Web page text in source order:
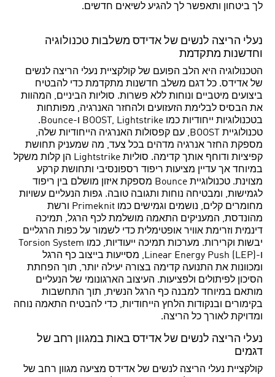
לך ביטחון ותאפשר לך להגיע לשיאים חדשים.
נעלי הריצה לנשים של אדידס משלבות טכנולוגיה
וחדשנות מתקדמת
הטכנולוגיה היא הלב הפועם של קולקציית נעלי הריצה לנשים
של אדידס. כל דגם משלב חדשנות מתקדמת כדי להבטיח
ביצועים מיטביים ונוחות ללא פשרות. סוליות הביניים, המהוות
את הבסיס לבלימת הזעזועים ולהחזר האנרגיה, מפותחות
בטכנולוגיות ייחודיות כמו BOOST, Lightstrike ו-Bounce.
טכנולוגיית BOOST, עם קפסולות האנרגיה הייחודיות שלה,
מספקת החזר אנרגיה מדהים בכל צעד, מה שמעניק תחושת
קפיציות ודוחף אותך קדימה. סוליות Lightstrike הן קלות משקל
במיוחד אך עדיין מציעות ריפוד רספונסיבי ותחושת קרקע
מצוינת. טכנולוגיית Bounce מספקת איזון מושלם בין ריפוד
לגמישות, ומבטיחה נוחות ותגובה טובה. גפות הנעליים עשויות
מחומרים קלים, נושמים וגמישים כמו Primeknit ורשת
מהונדסת, המעניקים התאמה מושלמת לכף הרגל, תמיכה
דינמית וזרימת אוויר אופטימלית כדי לשמור על כפות הרגליים
יבשות וקרירות. מערכות תמיכה ייעודיות, כמו Torsion System
ו-Linear Energy Push (LEP), מסייעות בייצוב כף הרגל
ומכוונות את התנועה קדימה בצורה יעילה יותר, תוך הפחתת
הסיכון לפיתולים ולפציעות. העיצוב הארגונומי של הנעליים
מותאם במיוחד למבנה כף הרגל הנשית, תוך התחשבות
בקימורים ובנקודות הלחץ הייחודיות, כדי להבטיח התאמה נוחה
ומדויקת לאורך כל הריצה.
נעלי הריצה לנשים של אדידס באות במגוון רחב של
דגמים
קולקציית נעלי הריצה לנשים של אדידס מציעה מגוון רחב של